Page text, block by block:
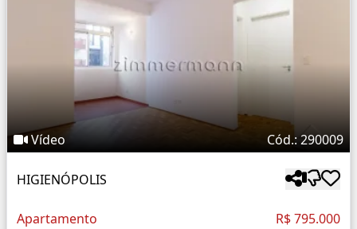
Vídeo Cód.: 290009
HIGIENÓPOLIS
Apartamento R$ 795.000